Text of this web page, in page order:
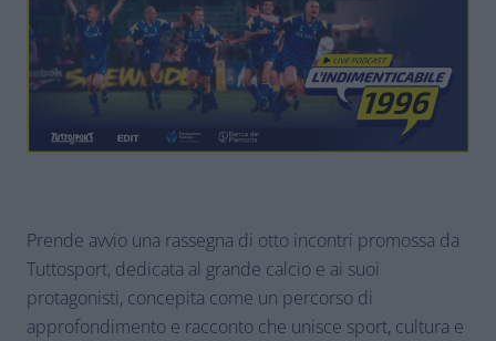
Prende avvio una rassegna di otto incontri promossa da
Tuttosport, dedicata al grande calcio e ai suoi
protagonisti, concepita come un percorso di
approfondimento e racconto che unisce sport, cultura e